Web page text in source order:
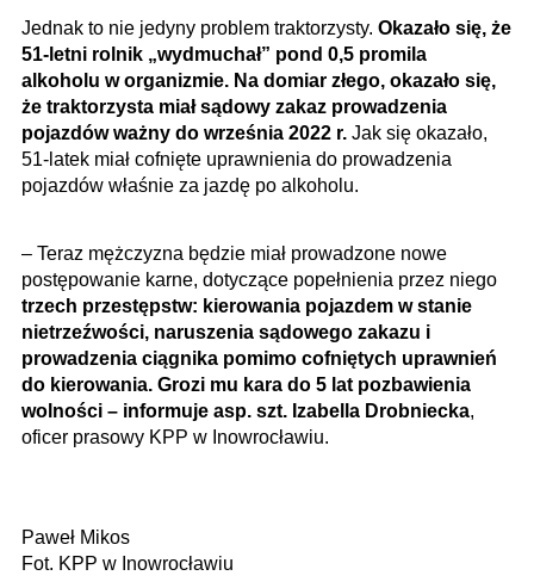
Jednak to nie jedyny problem traktorzysty. Okazało się, że
51-letni rolnik „wydmuchał” pond 0,5 promila
alkoholu w organizmie. Na domiar złego, okazało się,
że traktorzysta miał sądowy zakaz prowadzenia
pojazdów ważny do września 2022 r. Jak się okazało,
51-latek miał cofnięte uprawnienia do prowadzenia
pojazdów właśnie za jazdę po alkoholu.
– Teraz mężczyzna będzie miał prowadzone nowe
postępowanie karne, dotyczące popełnienia przez niego
trzech przestępstw: kierowania pojazdem w stanie
nietrzeźwości, naruszenia sądowego zakazu i
prowadzenia ciągnika pomimo cofniętych uprawnień
do kierowania. Grozi mu kara do 5 lat pozbawienia
wolności – informuje asp. szt. Izabella Drobniecka,
oficer prasowy KPP w Inowrocławiu.
Paweł Mikos
Fot. KPP w Inowrocławiu